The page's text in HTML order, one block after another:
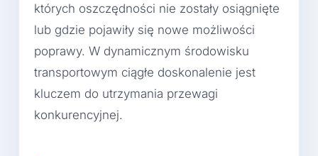
których oszczędności nie zostały osiągnięte
lub gdzie pojawiły się nowe możliwości
poprawy. W dynamicznym środowisku
transportowym ciągłe doskonalenie jest
kluczem do utrzymania przewagi
konkurencyjnej.